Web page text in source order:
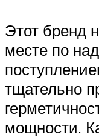
Этот бренд
месте по
тщательно
мощности.